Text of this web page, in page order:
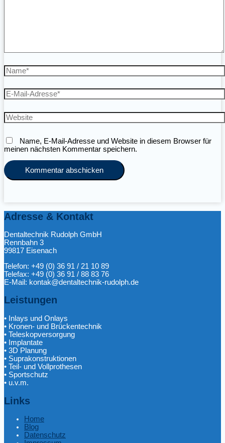
Name*
E-
Mail-
Website
Name, E-Mail-Adresse und Website in diesem Browser für
meinen nächsten Kommentar speichern.
Adresse & Kontakt
Dentaltechnik Rudolph GmbH
Rennbahn 3
99817 Eisenach
Telefon: +49 (0) 36 91 / 21 10 89
Telefax: +49 (0) 36 91 / 88 83 76
E-Mail: kontak@dentaltechnik-rudolph.de
Leistungen
• Inlays und Onlays
• Kronen- und Brückentechnik
• Teleskopversorgung
• Implantate
• 3D Planung
• Suprakonstruktionen
• Teil- und Vollprothesen
• Sportschutz
• u.v.m.
Links
Home
Blog
Datenschutz